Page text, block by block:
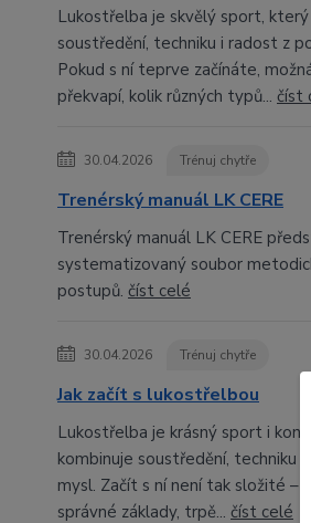
Lukostřelba je skvělý sport,
soustředění, techniku i radost z
Pokud s ní teprve začínáte,
překvapí, kolik různých typů... číst
30.04.2026 Trénuj chytře
Trenérský manuál LK CERE
Trenérský manuál LK CERE
systematizovaný soubor
postupů. číst celé
30.04.2026 Trénuj chytře
Jak začít s lukostřelbou
Lukostřelba je krásný sport i
kombinuje soustředění, techniku
mysl. Začít s ní není tak složité –
správné základy, trpě... číst celé